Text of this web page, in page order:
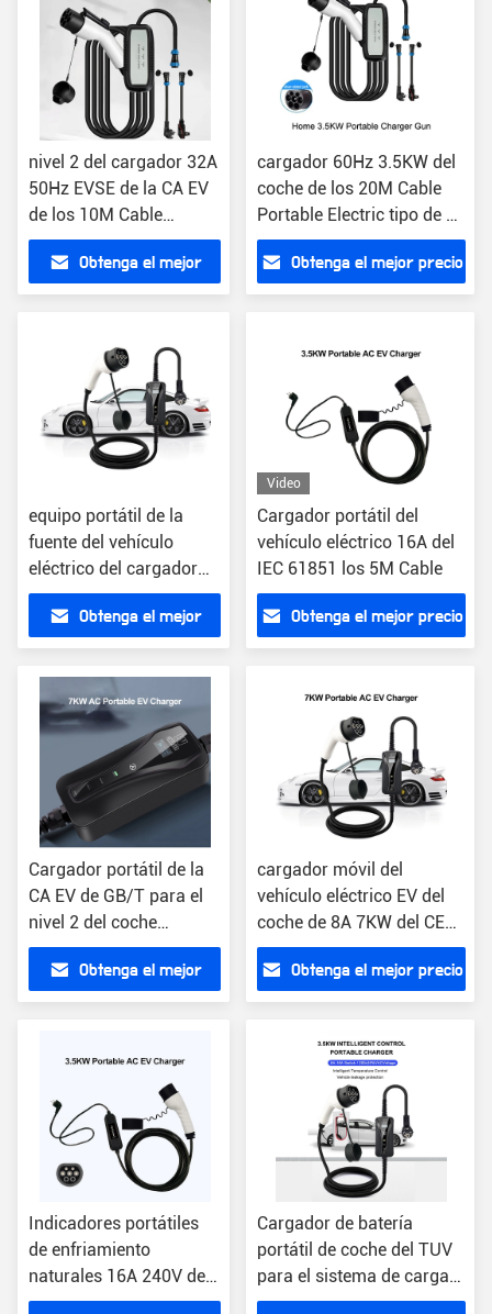
nivel 2 del cargador 32A
50Hz EVSE de la CA EV
de los 10M Cable
Portable
Obtenga el mejor
cargador 60Hz 3.5KW del
coche de los 20M Cable
Portable Electric tipo de 16
amperios - 2
Obtenga el mejor precio
equipo portátil de la
fuente del vehículo
eléctrico del cargador
3.5KW EVSE de la CA EV
de 24A IP66Obtenga el mejor
Video
Cargador portátil del
vehículo eléctrico 16A del
IEC 61851 los 5M Cable
Obtenga el mejor precio
Cargador portátil de la
CA EV de GB/T para el
nivel 2 del coche
eléctrico 7KW 32A
Obtenga el mejor
cargador móvil del
vehículo eléctrico EV del
coche de 8A 7KW del CE
portátil del cargador
Obtenga el mejor precio
Indicadores portátiles
de enfriamiento
naturales 16A 240V del
cargador 4 de la CA EV
Cargador de batería
portátil de coche del TUV
para el sistema de carga
de los coches eléctricos